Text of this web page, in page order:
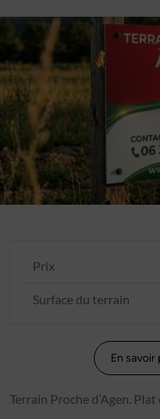
Prix
Surface du terrain
En savoir
Terrain Proche d’Agen.